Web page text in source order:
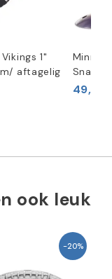
1"
aftagelig
Snack
49,96
ook leuk
-20%